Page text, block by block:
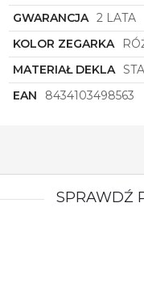
GWARANCJA 2 LATA
KOLOR ZEGARKA
MATERIAŁ DEKLA
EAN
8434103498563
SPRAWDŹ